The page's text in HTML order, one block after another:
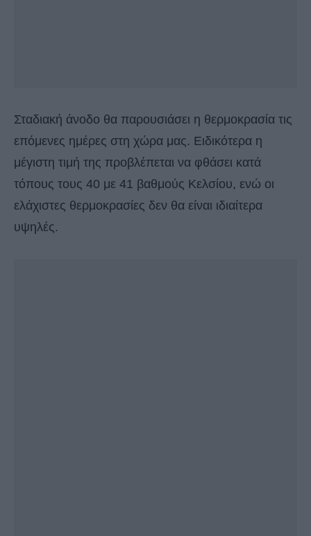
Σταδιακή άνοδο θα παρουσιάσει η θερμοκρασία τις
επόμενες ημέρες στη χώρα μας. Ειδικότερα η
μέγιστη τιμή της προβλέπεται να φθάσει κατά
τόπους τους 40 με 41 βαθμούς Κελσίου, ενώ οι
ελάχιστες θερμοκρασίες δεν θα είναι ιδιαίτερα
υψηλές.